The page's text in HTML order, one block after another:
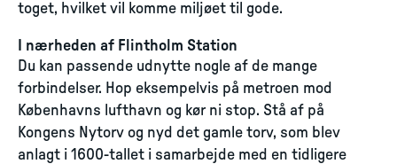
toget, hvilket vil komme miljøet til gode.
I nærheden af Flintholm Station
Du kan passende udnytte nogle af de mange
forbindelser. Hop eksempelvis på metroen mod
Københavns lufthavn og kør ni stop. Stå af på
Kongens Nytorv og nyd det gamle torv, som blev
anlagt i 1600-tallet i samarbejde med en tidligere